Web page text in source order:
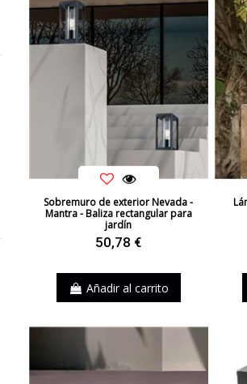
Sobremuro de exterior Nevada -
Mantra - Baliza rectangular para
jardín
50,78 €
Añadir al carrito